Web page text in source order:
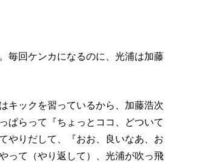
回ケンカになるのに、光浦は加藤
キックを習っているから、加藤浩次
ぱらって『ちょっとココ、どついて
やりだして、『おお、良いなあ、お
って（やり返して）、光浦が吹っ飛